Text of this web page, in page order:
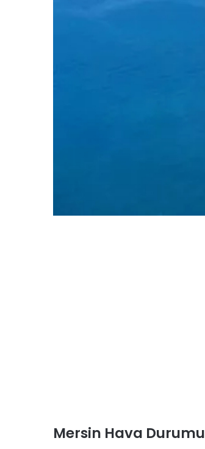
Mersin Hava Durumu